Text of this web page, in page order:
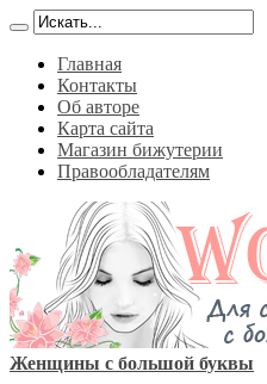
Главная
Контакты
Об авторе
Карта сайта
Магазин бижутерии
Правообладателям
Женщины с большой буквы